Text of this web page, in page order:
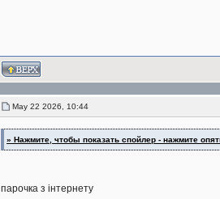
May 22 2026, 10:44
» Нажмите, чтобы показать спойлер - нажмите
парочка з інтернету